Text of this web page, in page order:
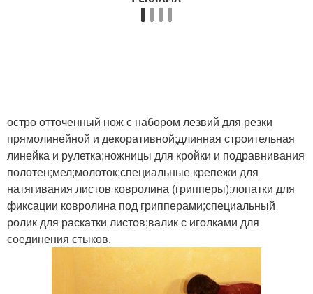
остро отточенный нож с набором лезвий для резки
прямолинейной и декоративной;длинная строительная
линейка и рулетка;ножницы для кройки и подравнивания
полотен;мел;молоток;специальные крепежи для
натягивания листов ковролина (грипперы);лопатки для
фиксации ковролина под грипперами;специальный
ролик для раскатки листов;валик с иголками для
соединения стыков.